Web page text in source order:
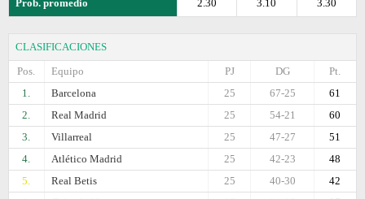
Prob. promedio 3.30
3.10
2.30
CLASIFICACIONES
Pos.
Equipo Pt.
DG
PJ
1.
Barcelona 61
67-25
25
2.
Real Madrid 60
54-21
25
3.
Villarreal 51
47-27
25
4.
Atlético Madrid 48
42-23
25
5.
Real Betis 42
40-30
25